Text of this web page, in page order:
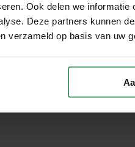
Ook delen we
Deze partners kunnen
verzameld op basis van uw